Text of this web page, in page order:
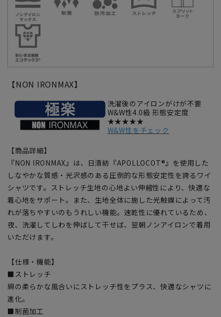
【NON IRONMAX】
洗濯後のアイロンがけが不要
W&W性4.0級 形態安定度
★★★★★
W&W性をチェック
【商品詳細】
『NON IRONMAX』は、日清紡『APOLLOCOT®』を使用した
しなやかな質感・光沢感のある圧倒的な形態安定性を誇るワイ
シャツです。ストレッチ生地の心地よい伸縮性により、快適な
着心地をサポート。また、生地全体に施した光触媒によって汚
れが落ちやすいのもうれしい機能。速乾性に優れているため、
夜、洗濯してしわを伸ばして干せば、翌朝ノンアイロンで着用
いただけます。
【仕様・機能】
■ストレッチ
綿の柔らかな風合いにストレッチ性をプラス、快適なシャツに
進化。
■制菌加工